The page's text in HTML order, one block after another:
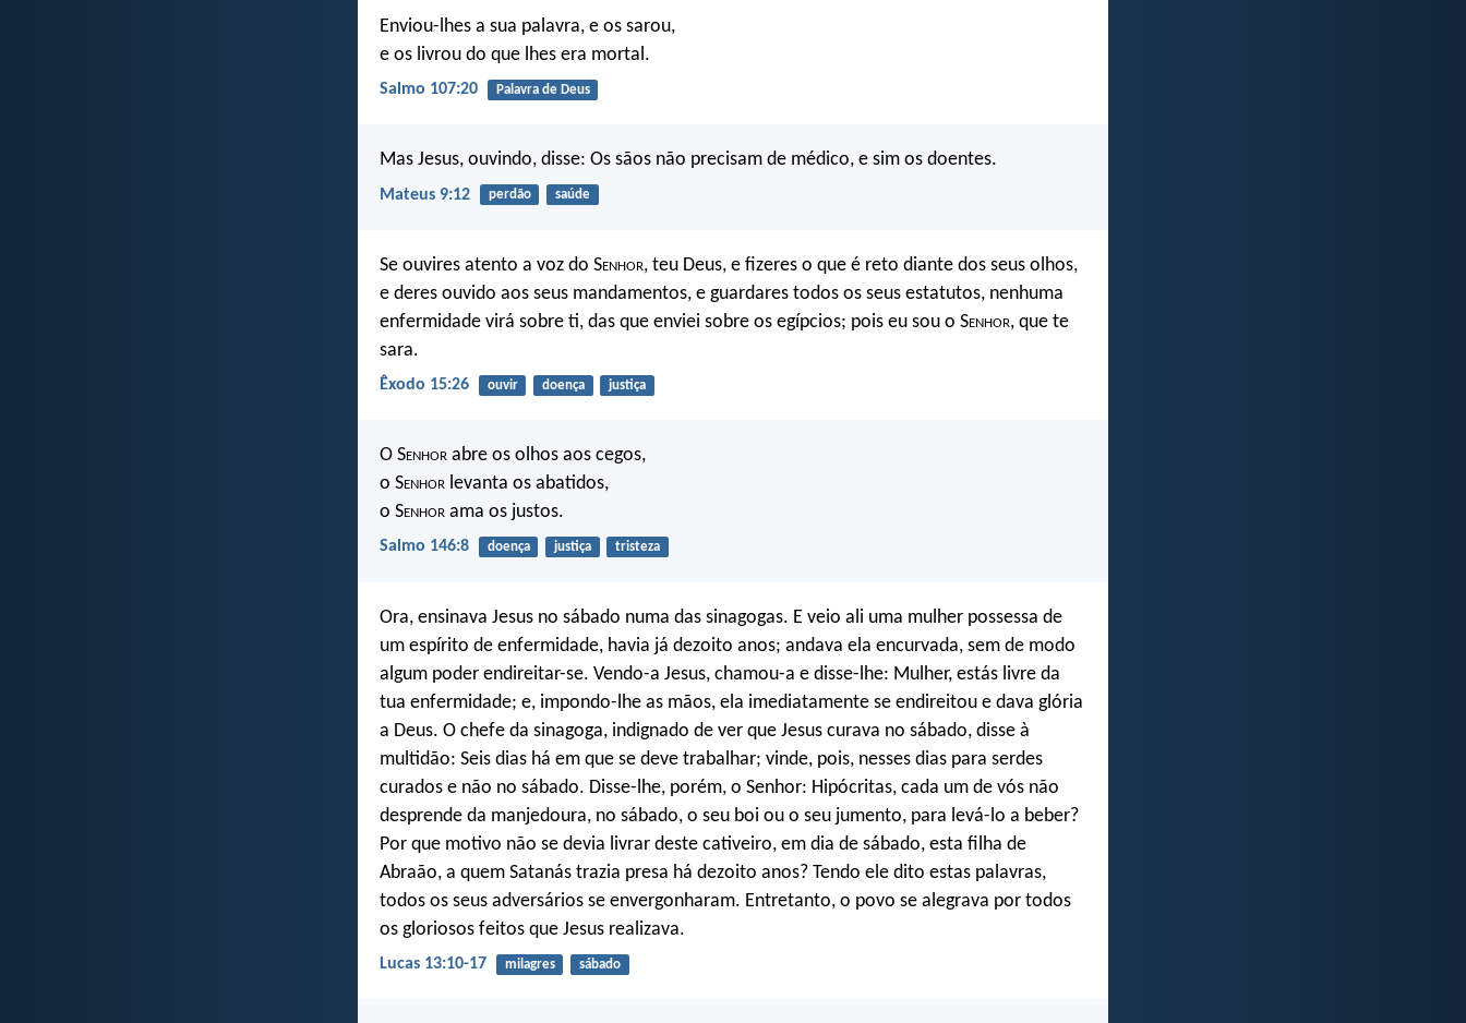
Enviou-lhes a sua palavra, e os sarou,
e os livrou do que lhes era mortal.
Salmo 107:20 Palavra de Deus
Mas Jesus, ouvindo, disse: Os sãos não precisam de médico, e sim os doentes.
Mateus 9:12 perdão saúde
Se ouvires atento a voz do Senhor, teu Deus, e fizeres o que é reto diante dos seus olhos,
e deres ouvido aos seus mandamentos, e guardares todos os seus estatutos, nenhuma
enfermidade virá sobre ti, das que enviei sobre os egípcios; pois eu sou o Senhor, que te
sara.
Êxodo 15:26 ouvir doença justiça
O Senhor abre os olhos aos cegos,
o Senhor levanta os abatidos,
o Senhor ama os justos.
Salmo 146:8 doença justiça tristeza
Ora, ensinava Jesus no sábado numa das sinagogas. E veio ali uma mulher possessa de
um espírito de enfermidade, havia já dezoito anos; andava ela encurvada, sem de modo
algum poder endireitar-se. Vendo-a Jesus, chamou-a e disse-lhe: Mulher, estás livre da
tua enfermidade; e, impondo-lhe as mãos, ela imediatamente se endireitou e dava glória
a Deus. O chefe da sinagoga, indignado de ver que Jesus curava no sábado, disse à
multidão: Seis dias há em que se deve trabalhar; vinde, pois, nesses dias para serdes
curados e não no sábado. Disse-lhe, porém, o Senhor: Hipócritas, cada um de vós não
desprende da manjedoura, no sábado, o seu boi ou o seu jumento, para levá-lo a beber?
Por que motivo não se devia livrar deste cativeiro, em dia de sábado, esta filha de
Abraão, a quem Satanás trazia presa há dezoito anos? Tendo ele dito estas palavras,
todos os seus adversários se envergonharam. Entretanto, o povo se alegrava por todos
os gloriosos feitos que Jesus realizava.
Lucas 13:10-17 milagres sábado